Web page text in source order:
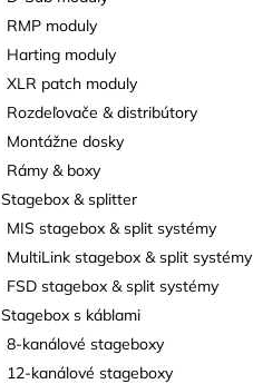
RMP moduly
Harting moduly
XLR patch moduly
Rozdeľovače & distribútory
Montážne dosky
Rámy & boxy
Stagebox & splitter
MIS stagebox & split systémy
MultiLink stagebox & split systémy
FSD stagebox & split systémy
Stagebox s káblami
8-kanálové stageboxy
12-kanálové stageboxy